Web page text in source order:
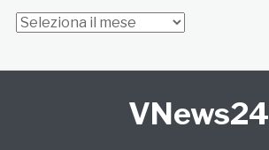
Archivi
VNews24